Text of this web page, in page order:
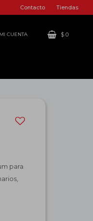
$ 0
Contacto Tiendas
para